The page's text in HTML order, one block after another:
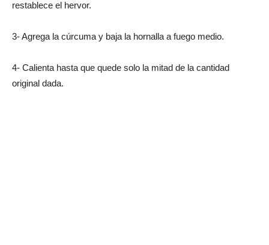
restablece el hervor.
3- Agrega la cúrcuma y baja la hornalla a fuego medio.
4- Calienta hasta que quede solo la mitad de la cantidad
original dada.